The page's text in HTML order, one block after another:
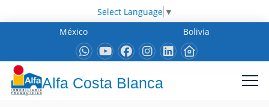
Select Language ▼
México
Bolivia
Alfa Costa Blanca